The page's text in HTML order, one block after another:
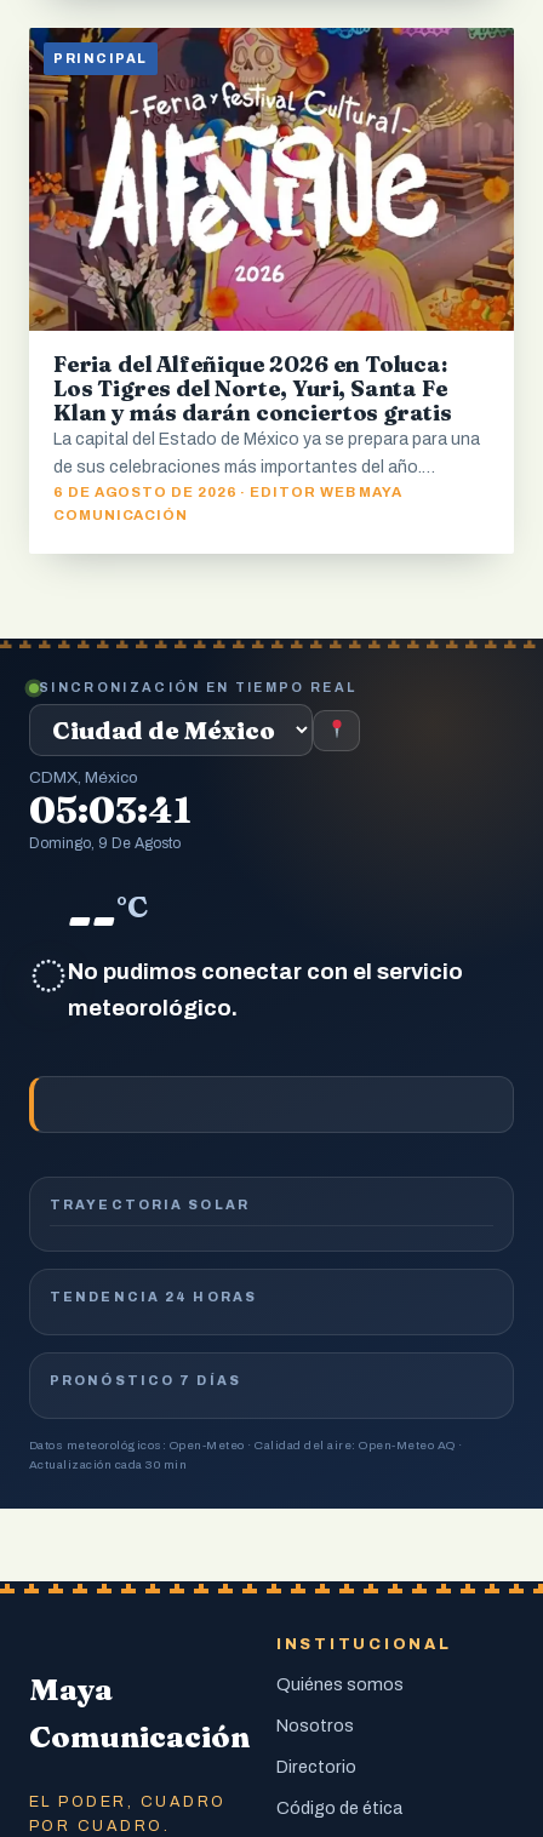
PRINCIPAL
Feria del Alfeñique 2026 en Toluca:
Los Tigres del Norte, Yuri, Santa Fe
Klan y más darán conciertos gratis
La capital del Estado de México ya se prepara para una
de sus celebraciones más importantes del año.…
6 DE AGOSTO DE 2026 · EDITOR WEB MAYA
COMUNICACIÓN
SINCRONIZACIÓN EN TIEMPO REAL
CDMX, México
05:03:42
Domingo, 9 De Agosto
◌
--°C
No pudimos conectar con el servicio
meteorológico.
TRAYECTORIA SOLAR
TENDENCIA 24 HORAS
PRONÓSTICO 7 DÍAS
Datos meteorológicos: Open-Meteo · Calidad del aire: Open-Meteo AQ ·
Actualización cada 30 min
Maya
Comunicación
EL PODER, CUADRO
POR CUADRO.
INSTITUCIONAL
Quiénes somos
Nosotros
Directorio
Código de ética